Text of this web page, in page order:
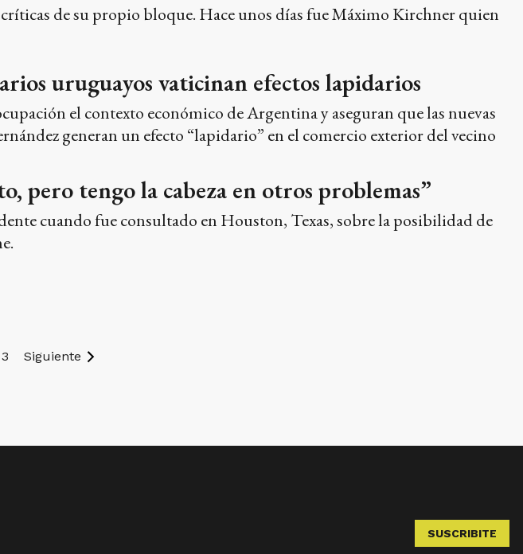
de su propio bloque. Hace unos días fue Máximo Kirchner quien
uruguayos vaticinan efectos lapidarios
el contexto económico de Argentina y aseguran que las nuevas
generan un efecto “lapidario” en el comercio exterior del vecino
pero tengo la cabeza en otros problemas”
cuando fue consultado en Houston, Texas, sobre la posibilidad de
3 Siguiente
SUSCRIBITE